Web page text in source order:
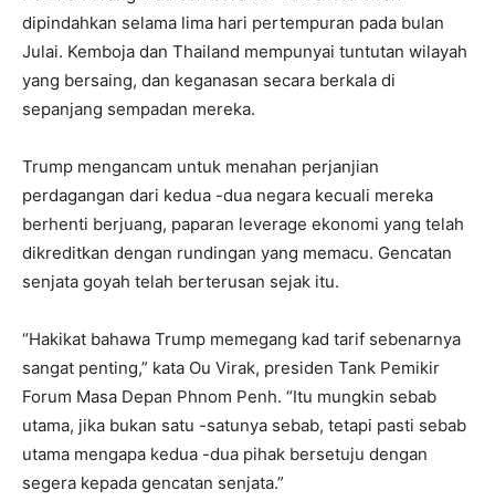
dipindahkan selama lima hari pertempuran pada bulan
Julai. Kemboja dan Thailand mempunyai tuntutan wilayah
yang bersaing, dan keganasan secara berkala di
sepanjang sempadan mereka.
Trump mengancam untuk menahan perjanjian
perdagangan dari kedua -dua negara kecuali mereka
berhenti berjuang, paparan leverage ekonomi yang telah
dikreditkan dengan rundingan yang memacu. Gencatan
senjata goyah telah berterusan sejak itu.
“Hakikat bahawa Trump memegang kad tarif sebenarnya
sangat penting,” kata Ou Virak, presiden Tank Pemikir
Forum Masa Depan Phnom Penh. “Itu mungkin sebab
utama, jika bukan satu -satunya sebab, tetapi pasti sebab
utama mengapa kedua -dua pihak bersetuju dengan
segera kepada gencatan senjata.”